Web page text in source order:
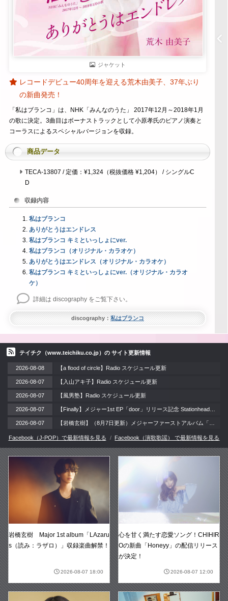
ジャケット
レコードデビュー40周年を迎える荒木由美子、37年ぶり
の新曲発売！
「私はブランコ」は、NHK「みんなのうた」 2017年12月～2018年1月
の歌に決定。3曲目はボーナストラックとして小原孝氏のピアノ演奏と
コーラスによるスペシャルバージョンを収録。
商品データ
TECA-13807 / 定価：¥1,324（税抜価格 ¥1,204） / シングルC
D
収録内容
私はブランコ
ありがとうはエンドレス
私はブランコ キミといっしょにver.
私はブランコ（オリジナル・カラオケ）
ありがとうはエンドレス（オリジナル・カラオケ）
私はブランコ キミといっしょにver.（オリジナル・カラオ
ケ）
詳細は discography をご覧下さい。
discography： 私はブランコ
テイチク（www.teichiku.co.jp）の サイト更新情報
2026-08-08 【a flood of circle】Radio スケジュール更新
2026-08-07 【入山アキ子】Radio スケジュール更新
2026-08-07 【風男塾】Radio スケジュール更新
2026-08-07
2026-08-07
Facebook（J-POP）で最新情報を見る Facebook（演歌歌謡） で最新情報を見る
岩橋玄樹 Major 1st album「LAzaru
s（読み：ラザロ）」収録楽曲解禁！
2026-08-07 18:00
心を甘く満たす恋愛ソング！CHIHIR
Oの新曲「Honeyy」の配信リリース
が決定！
2026-08-07 12:00